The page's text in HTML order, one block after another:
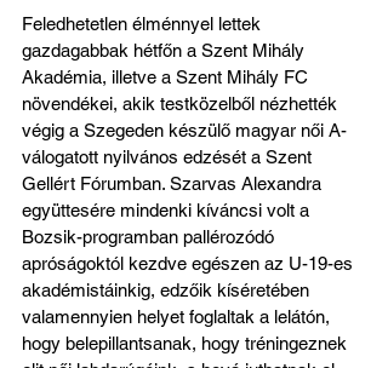
Feledhetetlen élménnyel lettek
gazdagabbak hétfőn a Szent Mihály
Akadémia, illetve a Szent Mihály FC
növendékei, akik testközelből nézhették
végig a Szegeden készülő magyar női A-
válogatott nyilvános edzését a Szent
Gellért Fórumban. Szarvas Alexandra
együttesére mindenki kíváncsi volt a
Bozsik-programban pallérozódó
apróságoktól kezdve egészen az U-19-es
akadémistáinkig, edzőik kíséretében
valamennyien helyet foglaltak a lelátón,
hogy belepillantsanak, hogy tréningeznek